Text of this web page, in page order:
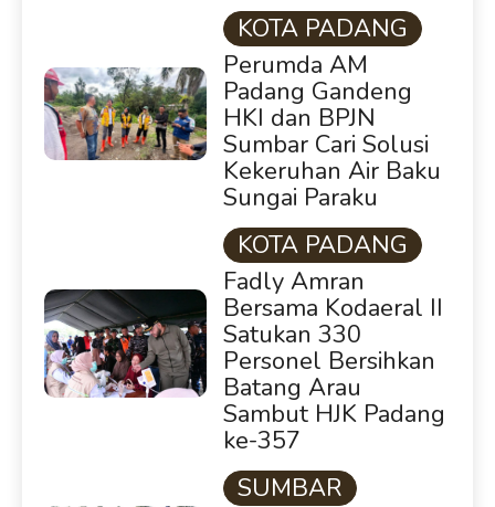
KOTA PADANG
Perumda AM
Padang Gandeng
HKI dan BPJN
Sumbar Cari Solusi
Kekeruhan Air Baku
Sungai Paraku
KOTA PADANG
Fadly Amran
Bersama Kodaeral II
Satukan 330
Personel Bersihkan
Batang Arau
Sambut HJK Padang
ke-357
SUMBAR